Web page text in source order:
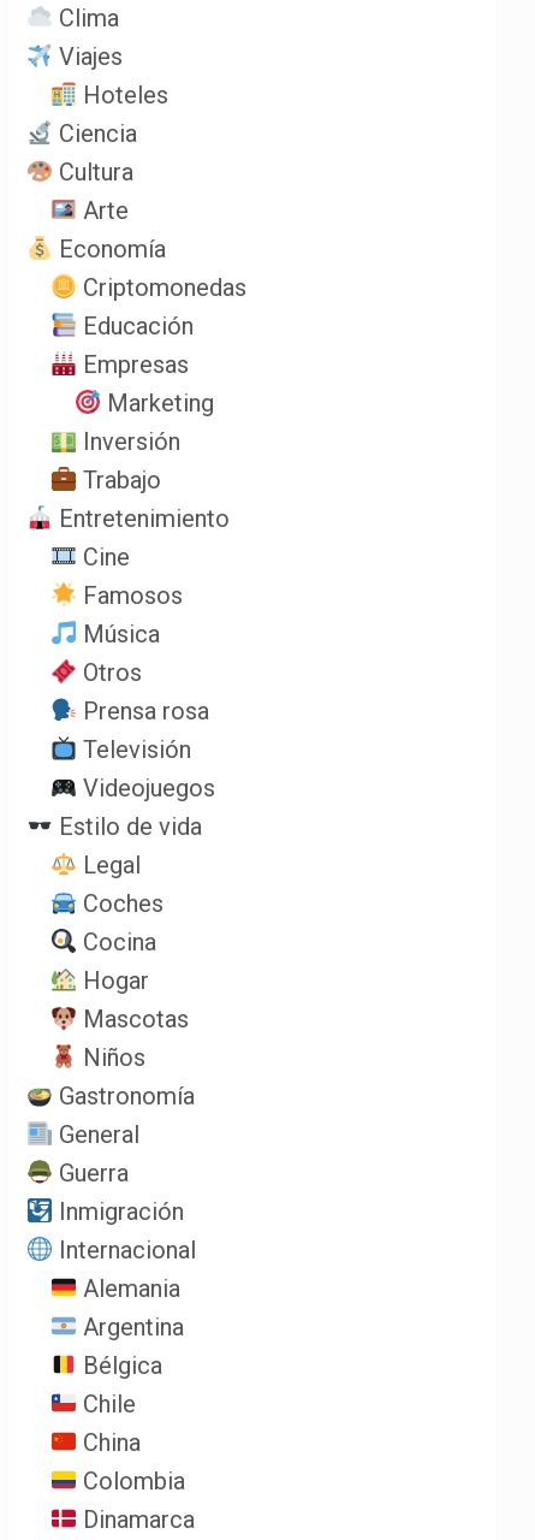
Clima
Viajes
Hoteles
Ciencia
Cultura
Arte
Economía
Criptomonedas
Educación
Empresas
Marketing
Inversión
Trabajo
Entretenimiento
Cine
Famosos
Música
Otros
Prensa rosa
Televisión
Videojuegos
Estilo de vida
Legal
Coches
Cocina
Hogar
Mascotas
Niños
Gastronomía
General
Guerra
Inmigración
Internacional
Alemania
Argentina
Bélgica
Chile
China
Colombia
Dinamarca